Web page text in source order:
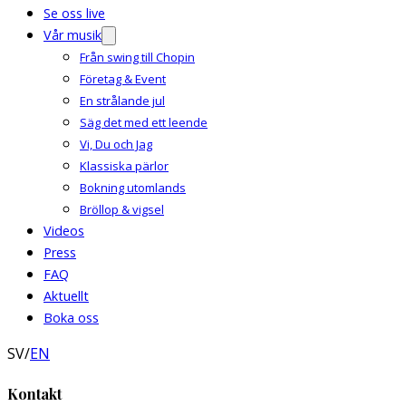
Se oss live
Vår musik
Från swing till Chopin
Företag & Event
En strålande jul
Säg det med ett leende
Vi, Du och Jag
Klassiska pärlor
Bokning utomlands
Bröllop & vigsel
Videos
Press
FAQ
Aktuellt
Boka oss
SV/EN
Kontakt